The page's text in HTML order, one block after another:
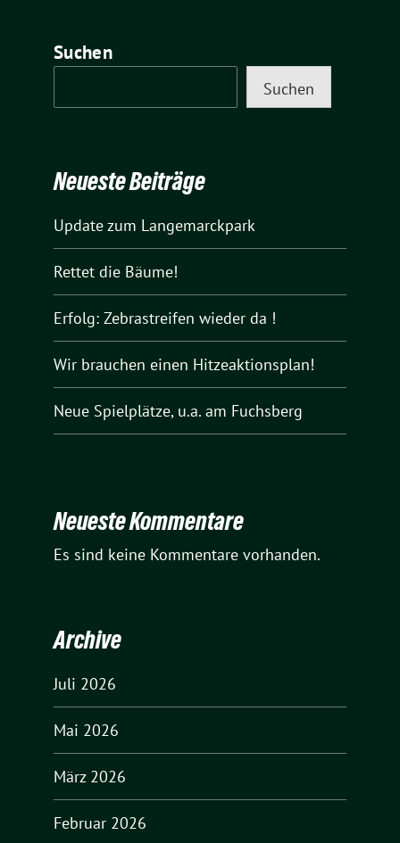
Suchen
Suchen
Neueste Beiträge
Update zum Langemarckpark
Rettet die Bäume!
Erfolg: Zebrastreifen wieder da !
Wir brauchen einen Hitzeaktionsplan!
Neue Spielplätze, u.a. am Fuchsberg
Neueste Kommentare
Es sind keine Kommentare vorhanden.
Archive
Juli 2026
Mai 2026
März 2026
Februar 2026